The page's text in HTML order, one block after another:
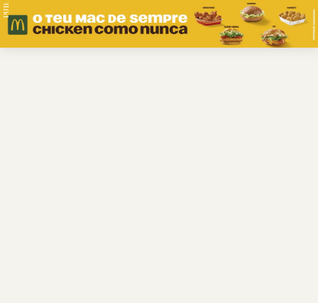
PUB.